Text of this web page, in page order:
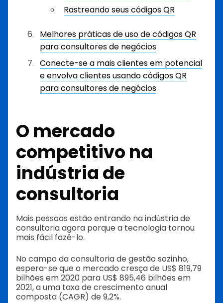
Rastreando seus códigos QR
Melhores práticas de uso de códigos QR
para consultores de negócios
Conecte-se a mais clientes em potencial
e envolva clientes usando códigos QR
para consultores de negócios
O mercado
competitivo na
indústria de
consultoria
Mais pessoas estão entrando na indústria de
consultoria agora porque a tecnologia tornou
mais fácil fazê-lo.
No campo da consultoria de gestão sozinho,
espera-se que o mercado cresça de US$ 819,79
bilhões em 2020 para US$ 895,46 bilhões em
2021, a uma taxa de crescimento anual
composta (CAGR) de 9,2%.